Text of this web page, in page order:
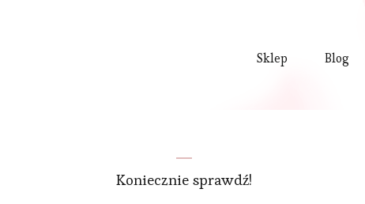
Sklep Blog
Koniecznie sprawdź!